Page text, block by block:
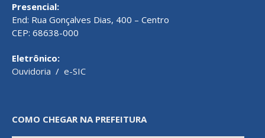
Presencial:
End: Rua Gonçalves Dias, 400 – Centro
CEP: 68638-000
Eletrônico:
Ouvidoria / e-SIC
COMO CHEGAR NA PREFEITURA